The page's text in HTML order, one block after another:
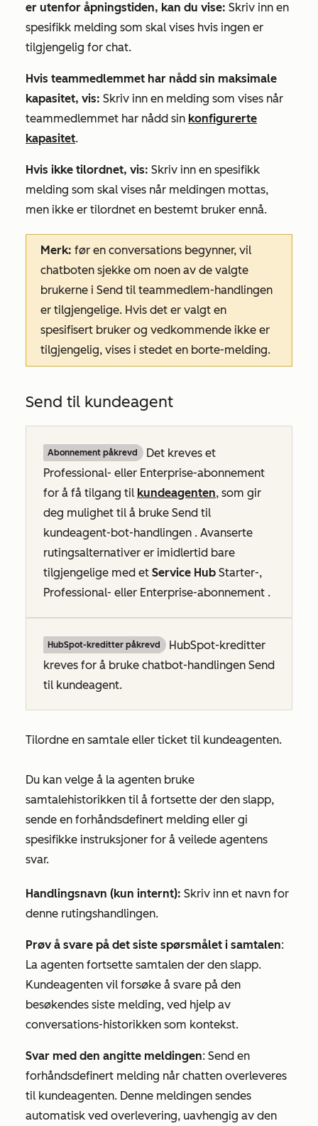
er utenfor åpningstiden, kan du vise: Skriv inn en
spesifikk melding som skal vises hvis ingen er
tilgjengelig for chat.
Hvis teammedlemmet har nådd sin maksimale
kapasitet, vis: Skriv inn en melding som vises når
teammedlemmet har nådd sin konfigurerte
kapasitet.
Hvis ikke tilordnet, vis: Skriv inn en spesifikk
melding som skal vises når meldingen mottas,
men ikke er tilordnet en bestemt bruker ennå.
Merk: før en conversations begynner, vil
chatboten sjekke om noen av de valgte
brukerne i Send til teammedlem-handlingen
er tilgjengelige. Hvis det er valgt en
spesifisert bruker og vedkommende ikke er
tilgjengelig, vises i stedet en borte-melding.
Send til kundeagent
Abonnement påkrevd
Det kreves et
Professional- eller Enterprise-abonnement
for å få tilgang til kundeagenten, som gir
deg mulighet til å bruke Send til
kundeagent-bot-handlingen . Avanserte
rutingsalternativer er imidlertid bare
tilgjengelige med et Service Hub Starter-,
Professional- eller Enterprise-abonnement .
HubSpot-kreditter påkrevd
HubSpot-kreditter
kreves for å bruke chatbot-handlingen Send
til kundeagent.
Tilordne en samtale eller ticket til kundeagenten.
Du kan velge å la agenten bruke
samtalehistorikken til å fortsette der den slapp,
sende en forhåndsdefinert melding eller gi
spesifikke instruksjoner for å veilede agentens
svar.
Handlingsnavn (kun internt): Skriv inn et navn for
denne rutingshandlingen.
Prøv å svare på det siste spørsmålet i samtalen:
La agenten fortsette samtalen der den slapp.
Kundeagenten vil forsøke å svare på den
besøkendes siste melding, ved hjelp av
conversations-historikken som kontekst.
Svar med den angitte meldingen: Send en
forhåndsdefinert melding når chatten overleveres
til kundeagenten. Denne meldingen sendes
automatisk ved overlevering, uavhengig av den